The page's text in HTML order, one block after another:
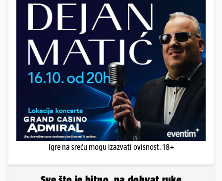
Igre na sreću mogu izazvati ovisnost. 18+